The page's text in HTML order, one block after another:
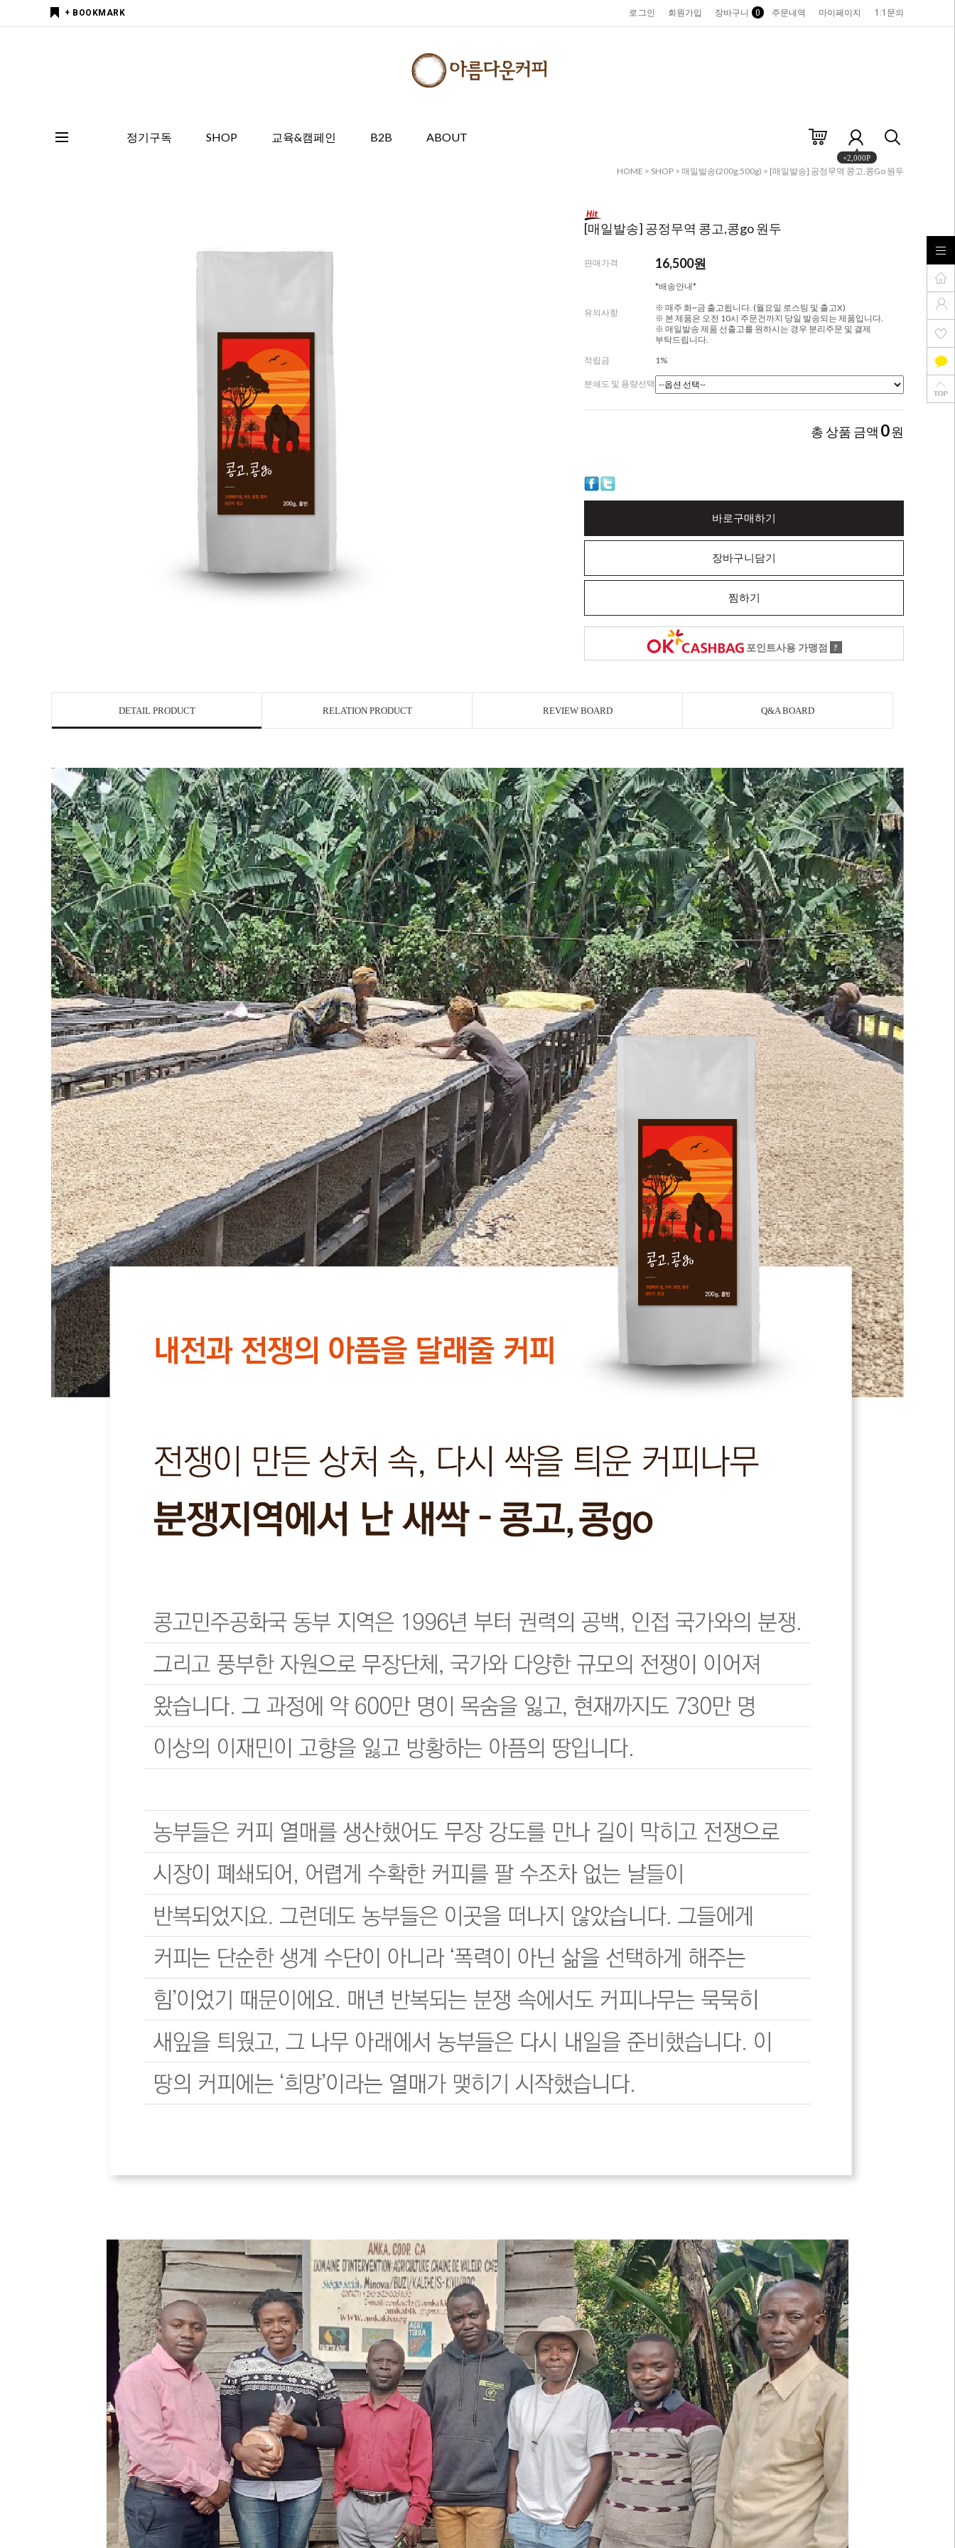
+ BOOKMARK 로그인 회원가입 장바구니 0 주문내역 마이페이지 1:1문의
정기구독 SHOP 교육&캠페인 B2B ABOUT
+2,000P
HOME > SHOP > 매일발송(200g,500g) > [매일발송] 공정무역 콩고,콩go 원두
[매일발송] 공정무역 콩고,콩go 원두
판매가격 16,500원
유의사항
*배송안내*
※ 매주 화~금 출고됩니다. (월요일 로스팅 및 출고X)
※ 본 제품은 오전 10시 주문건까지 당일 발송되는 제품입니다.
※ 매일발송 제품 선출고를 원하시는 경우 분리주문 및 결제
부탁드립니다.
적립금
1%
분쇄도 및 용량선택
총 상품 금액 0원
바로구매하기
장바구니담기
찜하기
포인트사용 가맹점 ?
DETAIL PRODUCT RELATION PRODUCT REVIEW BOARD Q&A BOARD